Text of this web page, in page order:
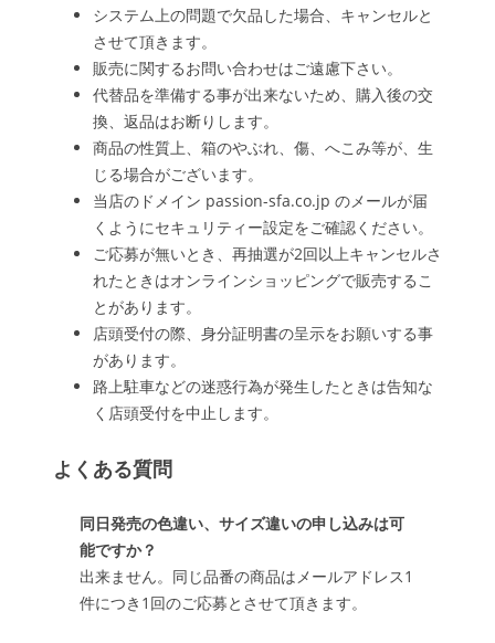
システム上の問題で欠品した場合、キャンセルと
させて頂きます。
販売に関するお問い合わせはご遠慮下さい。
代替品を準備する事が出来ないため、購入後の交
換、返品はお断りします。
商品の性質上、箱のやぶれ、傷、へこみ等が、生
じる場合がございます。
当店のドメイン passion-sfa.co.jp のメールが届
くようにセキュリティー設定をご確認ください。
ご応募が無いとき、再抽選が2回以上キャンセルさ
れたときはオンラインショッピングで販売するこ
とがあります。
店頭受付の際、身分証明書の呈示をお願いする事
があります。
路上駐車などの迷惑行為が発生したときは告知な
く店頭受付を中止します。
よくある質問
同日発売の色違い、サイズ違いの申し込みは可
能ですか？
出来ません。同じ品番の商品はメールアドレス1
件につき1回のご応募とさせて頂きます。